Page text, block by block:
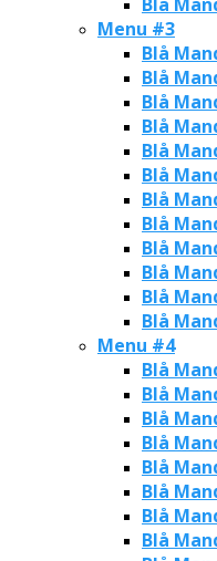
Menu #3
Blå
Blå
Blå
Blå
Blå
Blå
Blå
Blå
Blå
Blå
Blå
Blå
Menu #4
Blå
Blå
Blå
Blå
Blå
Blå
Blå
Blå